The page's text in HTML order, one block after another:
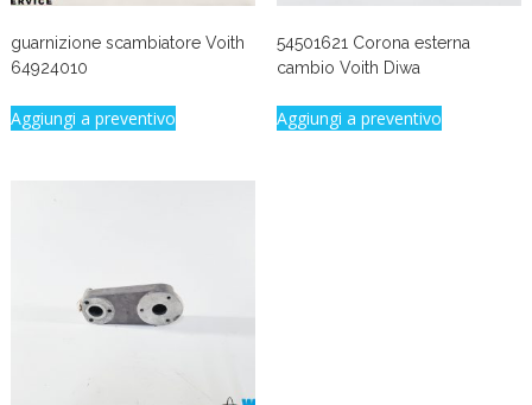
guarnizione scambiatore Voith
64924010
Aggiungi a preventivo
54501621 Corona esterna
cambio Voith Diwa
Aggiungi a preventivo